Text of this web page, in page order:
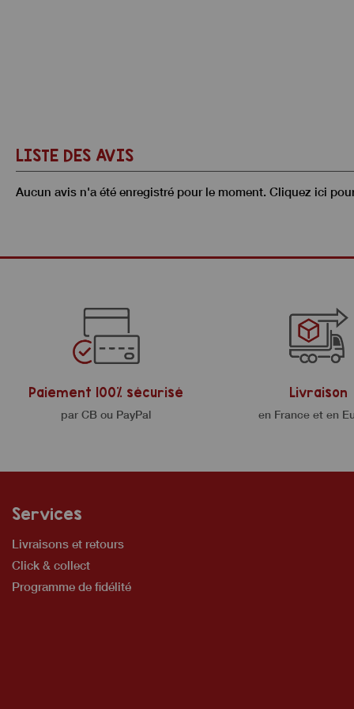
LISTE DES AVIS
Aucun avis n'a été enregistré pour le moment. Cliquez ici
Paiement 100% sécurisé
par CB ou PayPal
Livraison
en France et en
Services
Livraisons et retours
Click & collect
Programme de fidélité